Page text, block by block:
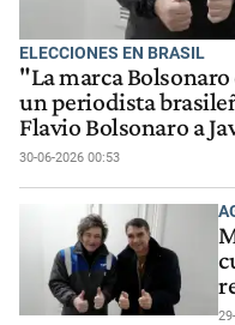
ELECCIONES EN BRASIL
"La marca
un periodista
Flavio Bolsonaro a
30-06-2026 00:53